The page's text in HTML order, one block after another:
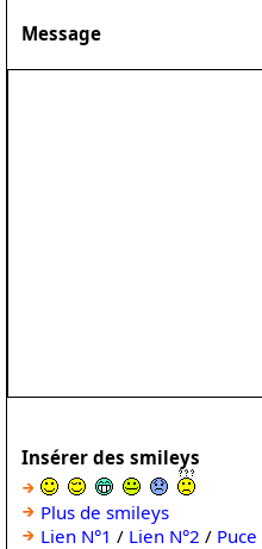
Message
Insérer des smileys
Plus de smileys
Lien N°1 / Lien N°2 / Puce